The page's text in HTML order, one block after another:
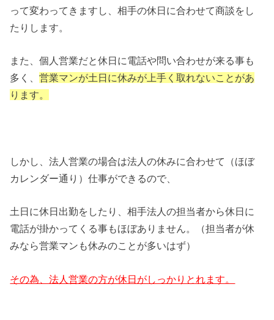
って変わってきますし、相手の休日に合わせて商談をし
たりします。
また、個人営業だと休日に電話や問い合わせが来る事も
多く、営業マンが土日に休みが上手く取れないことがあ
ります。
しかし、法人営業の場合は法人の休みに合わせて（ほぼ
カレンダー通り）仕事ができるので、
土日に休日出勤をしたり、相手法人の担当者から休日に
電話が掛かってくる事もほぼありません。（担当者が休
みなら営業マンも休みのことが多いはず）
その為、法人営業の方が休日がしっかりとれます。